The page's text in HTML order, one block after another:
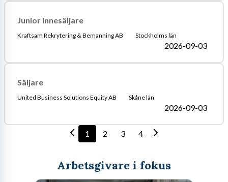
Junior innesäljare
Kraftsam Rekrytering & Bemanning AB Stockholms län
2026-09-03
Säljare
United Business Solutions Equity AB Skåne län
2026-09-03
1 2 3 4
Arbetsgivare i fokus